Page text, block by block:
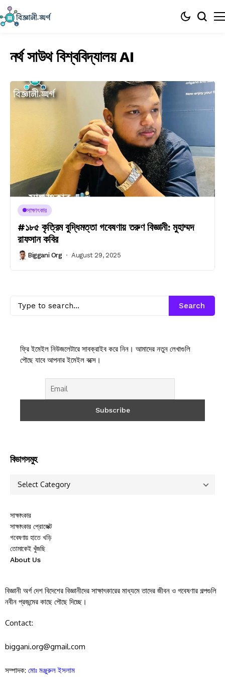
নর্থ সাউথ বিশ্ববিদ্যালয় AI
সাক্ষাৎকার
#১৮৫ কৃত্রিম বুদ্ধিমত্তা গবেষণায় তরুণ বিজ্ঞানী: মুহাম্মদ
রাফসান কবির
Biggani Org August 29, 2025
Search
ফ্রি ইমেইল নিউজলেটারে সাবক্রাইব করে নিন। আমাদের নতুন লেখাগুলি
পৌছে যাবে আপনার ইমেইল বক্সে।
বিভাগসমুহ
সাক্ষাৎকার
সাক্ষাৎকার প্রোজেক্ট
গবেষণায় হাতে খড়ি
তোমাকেই খুঁজছি
About Us
বিজ্ঞানী অর্গ দেশ বিদেশের বিজ্ঞানীদের সাক্ষাৎকারের মাধ্যমে তাদের জীবন ও গবেষণার গল্পগুলি
নবীন প্রজন্মের কাছে পৌছে দিচ্ছে।
Contact:
biggani.org@gmail.com
সম্পাদক: মোঃ মঞ্জুরুল ইসলাম